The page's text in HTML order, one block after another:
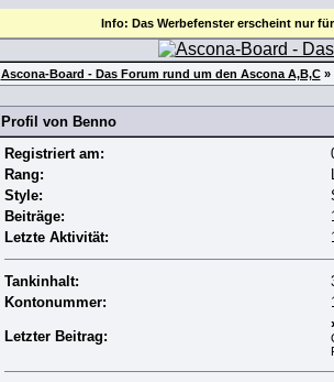
Info: Das Werbefenster erscheint nur
Ascona-Board - Das Forum rund um den Ascona A,B,C»
Profil von Benno
Registriert am:
Rang:
Style:
Beiträge:
Letzte Aktivität:
Tankinhalt:
Kontonummer:
Letzter Beitrag: